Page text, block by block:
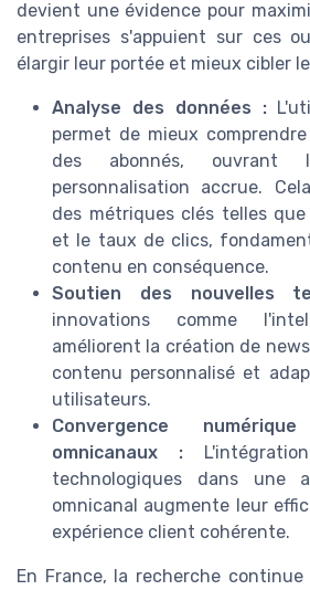
devient une évidence pour
entreprises s'appuient sur ces
élargir leur portée et mieux cibler
Analyse des données :
permet de mieux
des abonnés,
personnalisation accrue.
des métriques clés telles
et le taux de clics,
contenu en conséquence.
Soutien des nouvelles
innovations comme
améliorent la création de
contenu personnalisé et
utilisateurs.
Convergence
omnicanaux :
technologiques dans une
omnicanal augmente leur
expérience client cohérente.
En France, la recherche